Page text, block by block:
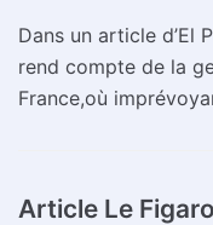
Dans un article d’El
rend compte de la
France,où
Article Le